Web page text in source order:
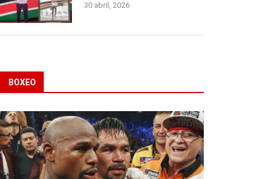
30 abril, 2026
BOXEO